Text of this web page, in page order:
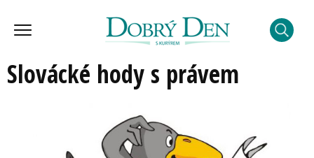
Slovácké hody s právem